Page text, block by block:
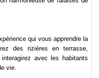
qui vous apprendre la
des rizières en terrasse,
avec les habitants
vie.